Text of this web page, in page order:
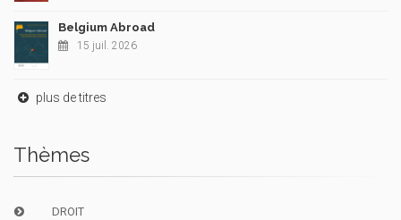
Belgium Abroad
15 juil. 2026
plus de titres
Thèmes
DROIT